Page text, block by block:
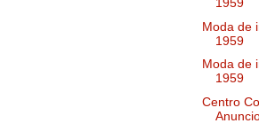
1959
Moda de
1959
Moda de
1959
Centro